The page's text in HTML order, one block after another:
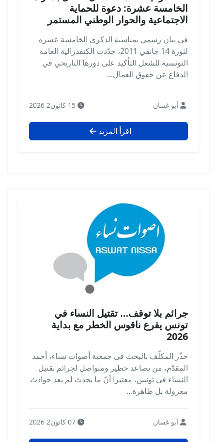
الخامسة عشرة: دعوة للحماية
الاجتماعية والحوار الوطني المستمر
في بيان رسمي بمناسبة الذكرى الخامسة عشرة
لثورة 14 جانفي 2011، جدّدت الكنفدرالية العامة
التونسية للشغل التأكيد على دورها التاريخي في
الدفاع عن حقوق العمال...
أبو غسان
اقرأ المزيد
جرائم بلا توقف… تقتيل النساء في
تونس يقرع ناقوس الخطر مع بداية
2026
حذّر المكلّف بالبحث في جمعية أصوات نساء، أحمد
المقدّم، من تصاعد خطير ومتواصل لجرائم تقتيل
النساء في تونس، معتبرا أنّ ما يحدث لم يعد حوادث
معزولة بل ظاهرة...
أبو غسان